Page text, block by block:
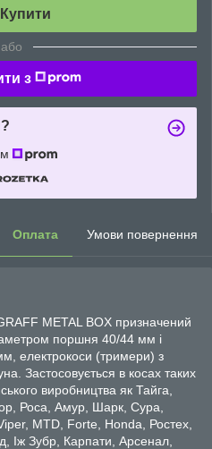
Купити
або
з
Оплата Умови повернення
METAL BOX призначений
поршня 40/44 мм і
електрокоси (тримери) з
Застосовується в косах таких
виробництва як Тайга,
Роса, Амур, Шарк, Сура,
MTD, Forte, Honda, Ростех,
Іж Зубр, Карпати, Арсенал,